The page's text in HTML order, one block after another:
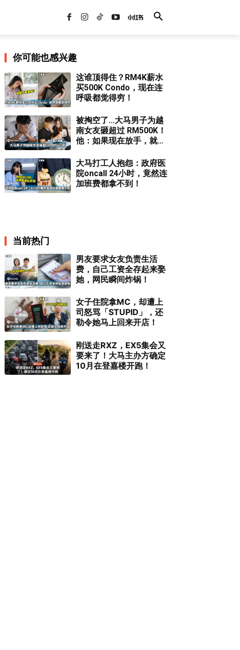
你可能也感兴趣
这谁顶得住？RM4K薪水
买500K Condo，现在连
呼吸都觉得穷！
被掏空了...大马男子为越
南女友砸超过 RM500K！
他：如果现在放手，就是
大马打工人抱怨：政府医
院oncall 24小时，竟然连
加班费都拿不到！
当前热门
男友要求女友负责生活
费，自己工资全存起来娶
她，网民瞬间炸锅！
女子住院拿MC，却遭上
司怒骂「STUPID」，还
勒令她马上回来开店！
刚送走RXZ，EX5集会又
要来了！大马主办方确定
10月在登嘉楼开跑！